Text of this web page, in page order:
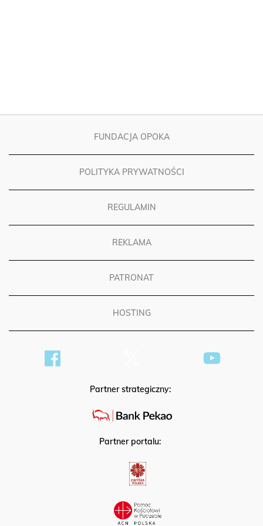
FUNDACJA OPOKA
POLITYKA PRYWATNOŚCI
REGULAMIN
REKLAMA
PATRONAT
HOSTING
Partner strategiczny:
Partner portalu: